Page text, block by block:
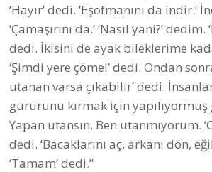
‘Hayır’ dedi. ‘Eşofmanını da indir.’
‘Çamaşırını da.’ ‘Nasıl yani?’
dedi. İkisini de ayak bileklerime
‘Şimdi yere çömel’ dedi. Ondan
utanan varsa çıkabilir’ dedi.
gururunu kırmak için
Yapan utansın. Ben utanmıyorum.
dedi. ‘Bacaklarını aç, arkanı dön,
‘Tamam’ dedi.”